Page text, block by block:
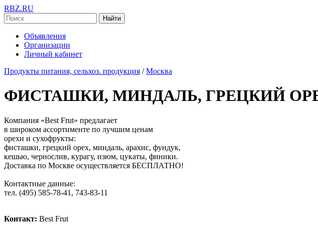
RBZ.RU
Найти
Объявления
Организации
Личный кабинет
Продукты питания, сельхоз. продукция / Москва
ФИСТАШКИ, МИНДАЛЬ, ГРЕЦКИЙ
Компания «Best Frut» предлагает
в широком ассортименте по лучшим ценам
орехи и сухофрукты:
фисташки, грецкий орех, миндаль, арахис, фундук,
кешью, чернослив, курагу, изюм, цукаты, финики.
Доставка по Москве осуществляется БЕСПЛАТНО!
Контактные данные:
тел. (495) 585-78-41, 743-83-11
Контакт: Best Frut